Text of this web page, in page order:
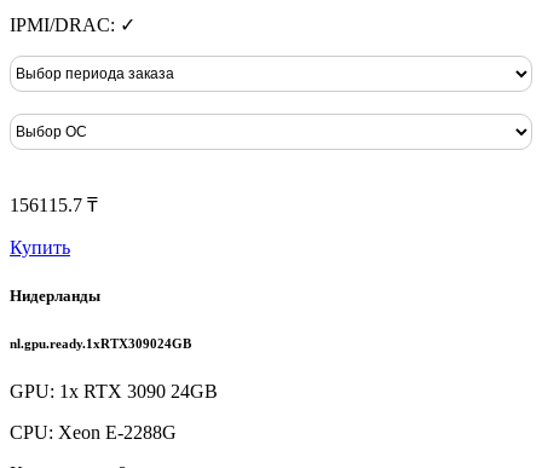
IPMI/DRAC: ✓
156115.7 ₸
Купить
Нидерланды
nl.gpu.ready.1xRTX309024GB
GPU: 1x RTX 3090 24GB
CPU: Xeon E-2288G